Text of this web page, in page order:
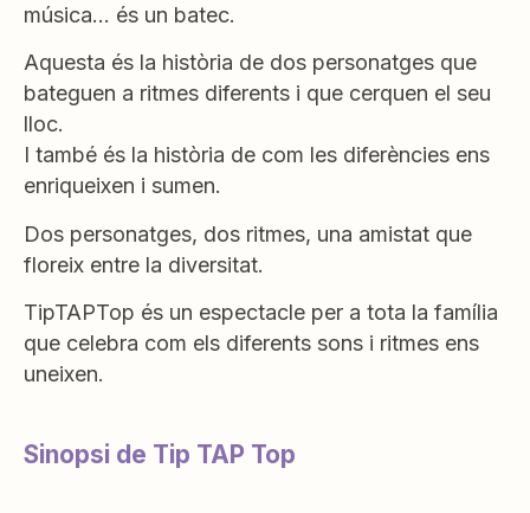
música… és un batec.
Aquesta és la història de dos personatges que
bateguen a ritmes diferents i que cerquen el seu
lloc.
I també és la història de com les diferències ens
enriqueixen i sumen.
Dos personatges, dos ritmes, una amistat que
floreix entre la diversitat.
TipTAPTop és un espectacle per a tota la família
que celebra com els diferents sons i ritmes ens
uneixen.
Sinopsi de Tip TAP Top